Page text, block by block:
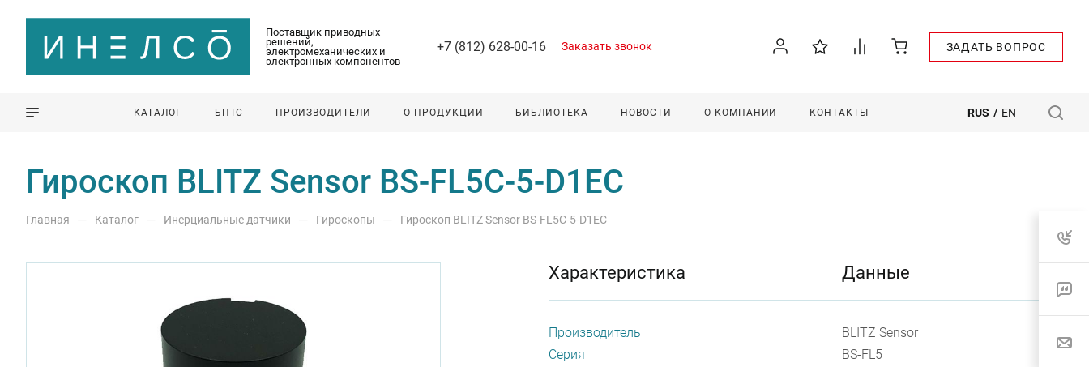
Поставщик приводных
решений,
электромеханических и
электронных компонентов
+7 (812) 628-00-16 Заказать звонок ЗАДАТЬ ВОПРОС
КАТАЛОГ БПТС ПРОИЗВОДИТЕЛИ О ПРОДУКЦИИ БИБЛИОТЕКА НОВОСТИ О КОМПАНИИ КОНТАКТЫ RUS / EN
Гироскоп BLITZ Sensor BS-FL5C-5-D1EC
Главная — Каталог — Инерциальные датчики — Гироскопы — Гироскоп BLITZ Sensor BS-FL5C-5-D1EC
Характеристика Данные
Производитель
BLITZ Sensor
Серия
BS-FL5